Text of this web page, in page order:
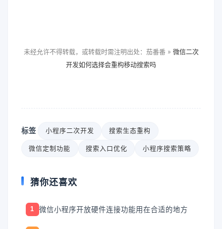
未经允许不得转载，或转载时需注明出处：茄番番 » 微信二次
开发如何选择会重构移动搜索吗
标签 小程序二次开发 搜索生态重构
微信定制功能 搜索入口优化 小程序搜索策略
猜你还喜欢
1 微信小程序开放硬件连接功能用在合适的地方